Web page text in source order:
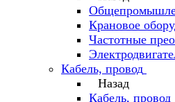
Крановое
Частотные
Кабель, провод
Назад
Кабель, провод